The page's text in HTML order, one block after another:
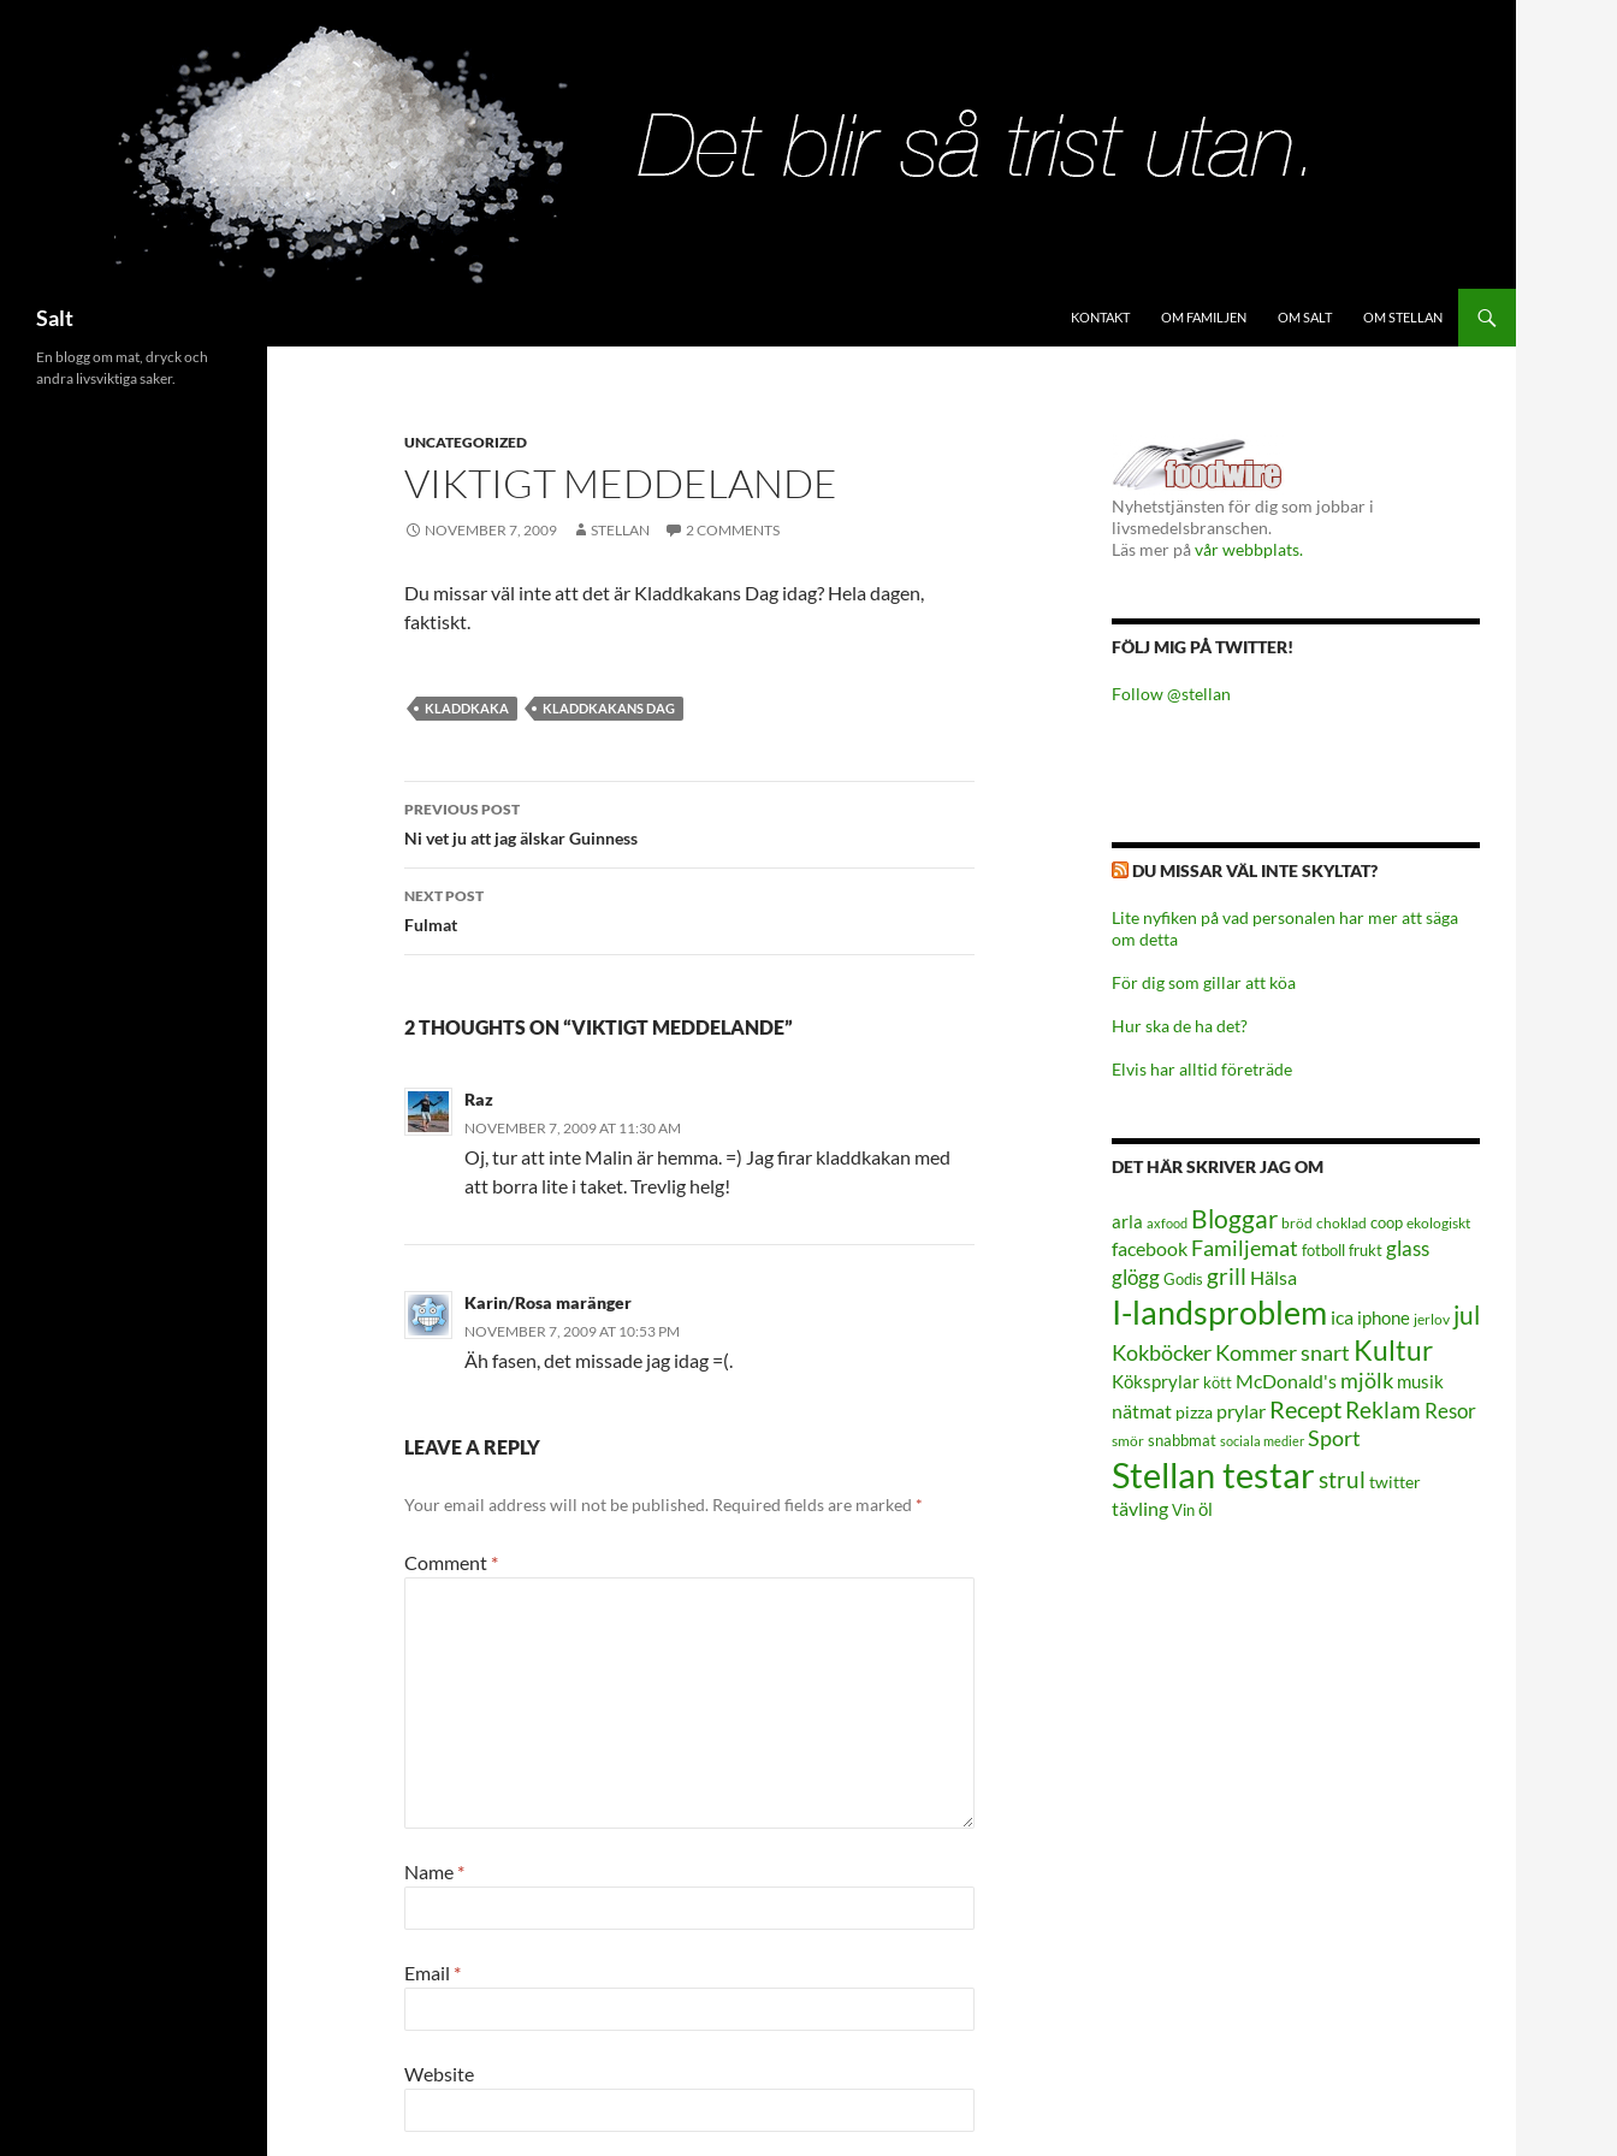
Salt
KONTAKT
OM FAMILJEN OM SALT OM STELLAN
UNCATEGORIZED
VIKTIGT MEDDELANDE
NOVEMBER 7, 2009 STELLAN 2 COMMENTS
Du missar väl inte att det är Kladdkakans Dag idag? Hela dagen,
faktiskt.
KLADDKAKA KLADDKAKANS DAG
Post
navigation
PREVIOUS POST
Ni vet ju att jag älskar Guinness
NEXT POST
Fulmat
2 THOUGHTS ON “VIKTIGT MEDDELANDE”
Raz
NOVEMBER 7, 2009 AT 11:30 AM
Oj, tur att inte Malin är hemma. =) Jag firar kladdkakan med
att borra lite i taket. Trevlig helg!
Karin/Rosa maränger
NOVEMBER 7, 2009 AT 10:53 PM
Äh fasen, det missade jag idag =(.
LEAVE A REPLY
Your email address will not be published. Required fields are marked *
Comment *
Name *
Email *
Website
Nyhetstjänsten för dig som jobbar i
livsmedelsbranschen.
Läs mer påvår webbplats.
FÖLJ MIG PÅ TWITTER!
Follow @stellan
DU MISSAR VÄL INTE SKYLTAT?
Lite nyfiken på vad personalen har mer att säga
om detta
För dig som gillar att köa
Hur ska de ha det?
Elvis har alltid företräde
DET HÄR SKRIVER JAG OM
arla axfood Bloggar bröd choklad coop ekologiskt
facebook Familjemat fotboll frukt glass
glöggGodis grill Hälsa
I-landsproblem ica iphone jerlov jul
KokböckerKommer snart Kultur
Köksprylar kött McDonald's mjölk musik
nätmat pizza prylar ReceptReklam Resor
smör snabbmat sociala medier Sport
Stellan testarstrul twitter
tävling Vin öl
En blogg om mat, dryck och
andra livsviktiga saker.